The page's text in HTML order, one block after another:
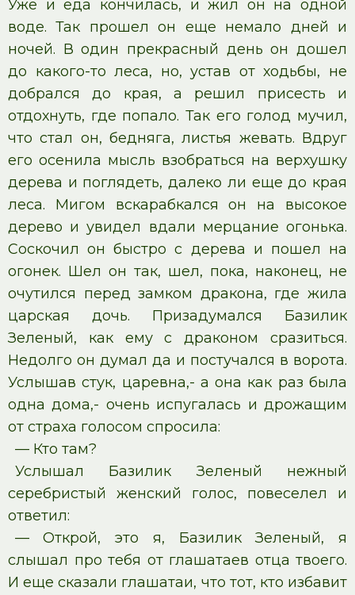
Уже и еда кончилась, и жил он на одной
воде. Так прошел он еще немало дней и
ночей. В один прекрасный день он дошел
до какого-то леса, но, устав от ходьбы, не
добрался до края, а решил присесть и
отдохнуть, где попало. Так его голод мучил,
что стал он, бедняга, листья жевать. Вдруг
его осенила мысль взобраться на верхушку
дерева и поглядеть, далеко ли еще до края
леса. Мигом вскарабкался он на высокое
дерево и увидел вдали мерцание огонька.
Соскочил он быстро с дерева и пошел на
огонек. Шел он так, шел, пока, наконец, не
очутился перед замком дракона, где жила
царская дочь. Призадумался Базилик
Зеленый, как ему с драконом сразиться.
Недолго он думал да и постучался в ворота.
Услышав стук, царевна,- а она как раз была
одна дома,- очень испугалась и дрожащим
от страха голосом спросила:
— Кто там?
Услышал Базилик Зеленый нежный
серебристый женский голос, повеселел и
ответил:
— Открой, это я, Базилик Зеленый, я
слышал про тебя от глашатаев отца твоего.
И еще сказали глашатаи, что тот, кто избавит